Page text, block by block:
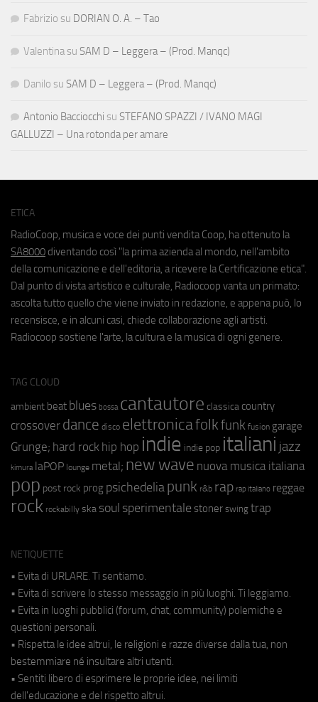
Fabrizio su DORIAN O. A. – Tao
Valentina su SAM D – Leggera – (Prod. Manqc)
Danilo su SAM D – Leggera – (Prod. Manqc)
Antonio Bacciocchi su STEFANO SPAZZI / IVANO MAGI
GALLUZZI – Una rotonda per amare
ETICA
RadioCoop, musica e voce dei punti vendita Coop, ha ottenuto la
SA8000 diventando così "la prima azienda al mondo, nell'ambito
della comunicazione e dell'editoria, a ricevere la Certificazione etica".
Dal punto di vista artistico e culturale, Radiocoop vanta un primato:
ascolta tutto quello che viene inviato in redazione, e appena può, lo
recensisce, e in alcuni casi, chiede collaborazione agli artisti.
Radiocoop sostiene l'arte, la cultura e la musica di ogni genere.
TAG CLOUD
ambient beat blues bossa cantautore classica country
crossover dance disco elettronicafolkfunk fusion garage
Grunge; hard rock hip hop indie indie pop italiani jazz
kimura laPOP lounge metal; new wave nuova musica italiana
pop post rock prog psichedeliapunk r&b rap rap italiano reggae
rock rockabilly ska soul sperimentale stoner swing trap
NETIQUETTE
• Evita di URLARE. Ti sentiamo.
• Evita di scrivere lo stesso messaggio in più luoghi. Ti leggiamo.
• Evita in luoghi pubblici (forum, chat, community) polemiche e
questioni personali.
• Rispetta le idee altrui, le religioni e razze diverse dalla tua, non
bestemmiare né insultare altri utenti.
• Sentiti libero di esprimere le proprie idee, nei limiti
dell'educazione e del rispetto altrui.